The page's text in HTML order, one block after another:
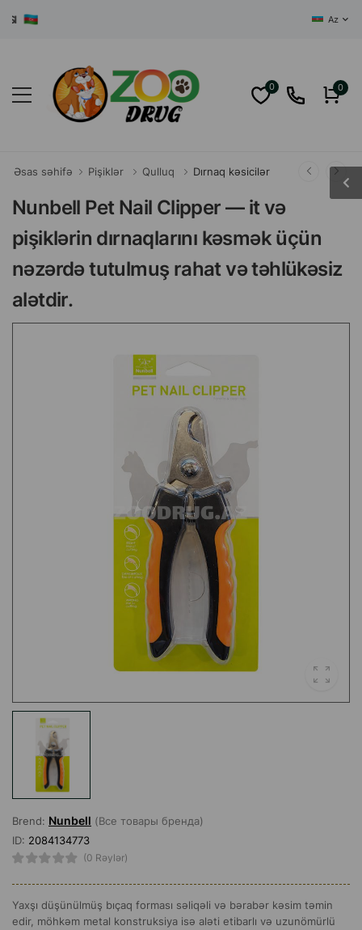
Az
0 0
Əsas səhifə Pişiklər Qulluq Dırnaq kəsicilər
Nunbell Pet Nail Clipper — it və
pişiklərin dırnaqlarını kəsmək üçün
nəzərdə tutulmuş rahat və təhlükəsiz
alətdir.
Brend: Nunbell (Все товары бренда)
ID: 2084134773
(0 Rəylər)
Yaxşı düşünülmüş bıçaq forması səliqəli və bərabər kəsim təmin
edir, möhkəm metal konstruksiya isə aləti etibarlı və uzunömürlü